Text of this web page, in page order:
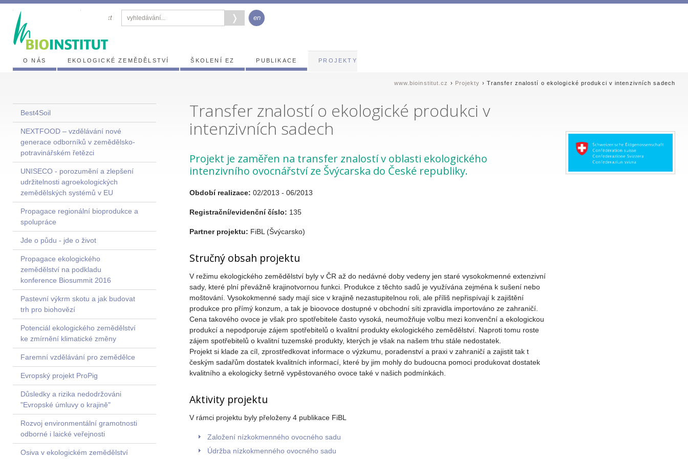
kontakt en
O NÁS EKOLOGICKÉ ZEMĚDĚLSTVÍ ŠKOLENÍ EZ PUBLIKACE PROJEKTY
www.bioinstitut.cz › Projekty › Transfer znalostí o ekologické produkci v intenzivních sadech
Best4Soil
NEXTFOOD – vzdělávání nové
generace odborníků v zemědělsko-
potravinářském řetězci
UNISECO - porozumění a zlepšení
udržitelnosti agroekologických
zemědělských systémů v EU
Propagace regionální bioprodukce a
spolupráce
Jde o půdu - jde o život
Propagace ekologického
zemědělství na podkladu
konference Biosummit 2016
Pastevní výkrm skotu a jak budovat
trh pro biohovězí
Potenciál ekologického zemědělství
ke zmírnění klimatické změny
Faremní vzdělávání pro zemědělce
Evropský projekt ProPig
Důsledky a rizika nedodržováni
"Evropské úmluvy o krajině"
Rozvoj environmentální gramotnosti
odborné i laické veřejnosti
Osiva v ekologickém zemědělství
Transfer znalostí o ekologické produkci v
intenzivních sadech
Projekt je zaměřen na transfer znalostí v oblasti ekologického
intenzivního ovocnářství ze Švýcarska do České republiky.
Období realizace: 02/2013 - 06/2013
Registrační/evidenční číslo: 135
Partner projektu: FiBL (Švýcarsko)
Stručný obsah projektu
V režimu ekologického zemědělství byly v ČR až do nedávné doby vedeny jen staré vysokokmenné extenzivní
sady, které plní převážně krajinotvornou funkci. Produkce z těchto sadů je využívána zejména k sušení nebo
moštování. Vysokokmenné sady mají sice v krajině nezastupitelnou roli, ale příliš nepřispívají k zajištění
produkce pro přímý konzum, a tak je bioovoce dostupné v obchodní síti zpravidla importováno ze zahraničí.
Cena takového ovoce je však pro spotřebitele často vysoká, neumožňuje volbu mezi konvenční a ekologickou
produkcí a nepodporuje zájem spotřebitelů o kvalitní produkty ekologického zemědělství. Naproti tomu roste
zájem spotřebitelů o kvalitní tuzemské produkty, kterých je však na našem trhu stále nedostatek.
Projekt si klade za cíl, zprostředkovat informace o výzkumu, poradenství a praxi v zahraničí a zajistit tak t
českým sadařům dostatek kvalitních informací, které by jim mohly do budoucna pomoci produkovat dostatek
kvalitního a ekologicky šetrně vypěstovaného ovoce také v našich podmínkách.
Aktivity projektu
V rámci projektu byly přeloženy 4 publikace FiBL
Založení nízkokmenného ovocného sadu
Údržba nízkokmenného ovocného sadu